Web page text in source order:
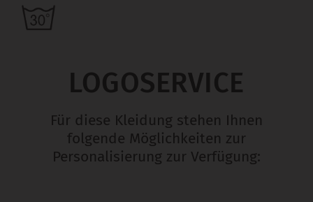
LOGOSERVICE
Für diese Kleidung stehen Ihnen
folgende Möglichkeiten zur
Personalisierung zur Verfügung: